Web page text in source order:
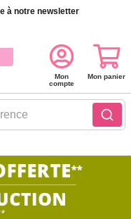
à notre newsletter
Mon
compte
Mon panier